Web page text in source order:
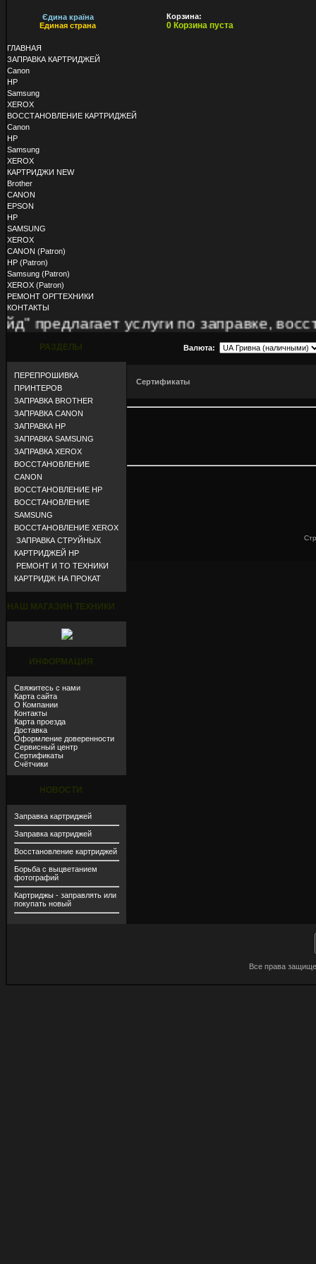
Єдина країна
Единая страна
Корзина:
0 Корзина пуста
ГЛАВНАЯ
ЗАПРАВКА КАРТРИДЖЕЙ
Canon
HP
Samsung
XEROX
ВОССТАНОВЛЕНИЕ КАРТРИДЖЕЙ
Canon
HP
Samsung
XEROX
КАРТРИДЖИ NEW
Brother
CANON
EPSON
HP
SAMSUNG
XEROX
CANON (Patron)
HP (Patron)
Samsung (Patron)
XEROX (Patron)
РЕМОНТ ОРГТЕХНИКИ
КОНТАКТЫ
предлагает услуги по заправке,
РАЗДЕЛЫ
ПЕРЕПРОШИВКА
ПРИНТЕРОВ
ЗАПРАВКА BROTHER
ЗАПРАВКА CANON
ЗАПРАВКА HP
ЗАПРАВКА SAMSUNG
ЗАПРАВКА XEROX
ВОССТАНОВЛЕНИЕ
CANON
ВОССТАНОВЛЕНИЕ HP
ВОССТАНОВЛЕНИЕ
SAMSUNG
ВОССТАНОВЛЕНИЕ XEROX
ЗАПРАВКА СТРУЙНЫХ
КАРТРИДЖЕЙ HP
РЕМОНТ И ТО ТЕХНИКИ
КАРТРИДЖ НА ПРОКАТ
НАШ МАГАЗИН ТЕХНИКИ
ИНФОРМАЦИЯ
Свяжитесь с нами
Карта сайта
О Компании
Контакты
Карта проезда
Доставка
Оформление доверенности
Сервисный центр
Сертификаты
Счётчики
НОВОСТИ
Заправка картриджей
Заправка картриджей
Восстановление картриджей
Борьба с выцветанием
фотографий
Картриджы - заправлять или
покупать новый
Валюта:
Сертификаты
Все права